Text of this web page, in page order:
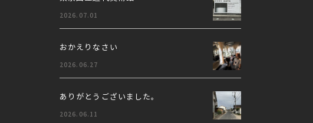
2026.07.01
おかえりなさい
2026.06.27
ありがとうございました。
2026.06.11